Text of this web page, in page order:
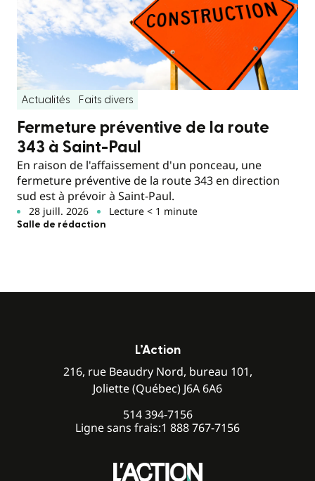
Actualités Faits divers
Fermeture préventive de la route
343 à Saint-Paul
En raison de l'affaissement d'un ponceau, une
fermeture préventive de la route 343 en direction
sud est à prévoir à Saint-Paul.
28 juill. 2026 Lecture < 1 minute
Salle de rédaction
L’Action
216, rue Beaudry Nord, bureau 101,
Joliette (Québec) J6A 6A6
514 394-7156
Ligne sans frais:1 888 767-7156